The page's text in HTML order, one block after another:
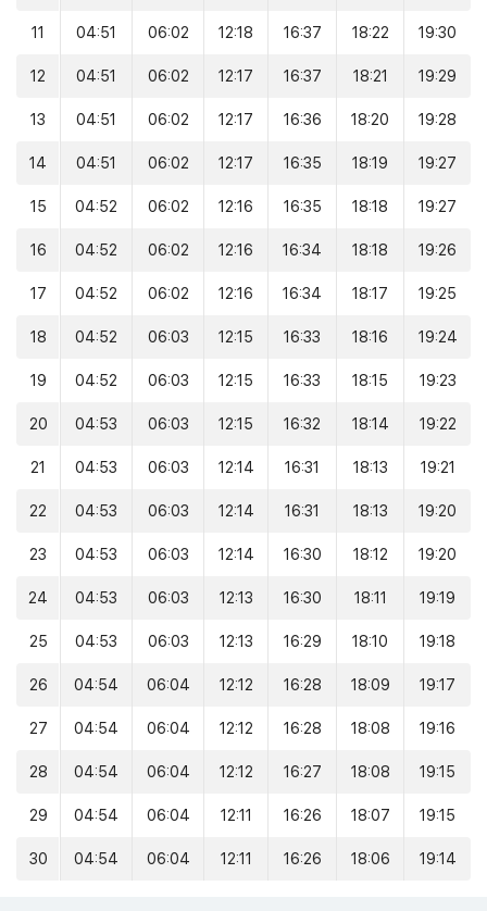
11 04:51 06:02 12:18 16:37 18:22 19:30
12 04:51 06:02 12:17 16:37 18:21 19:29
13 04:51 06:02 12:17 16:36 18:20 19:28
14 04:51 06:02 12:17 16:35 18:19 19:27
15 04:52 06:02 12:16 16:35 18:18 19:27
16 04:52 06:02 12:16 16:34 18:18 19:26
17 04:52 06:02 12:16 16:34 18:17 19:25
18 04:52 06:03 12:15 16:33 18:16 19:24
19 04:52 06:03 12:15 16:33 18:15 19:23
20 04:53 06:03 12:15 16:32 18:14 19:22
21 04:53 06:03 12:14 16:31 18:13 19:21
22 04:53 06:03 12:14 16:31 18:13 19:20
23 04:53 06:03 12:14 16:30 18:12 19:20
24 04:53 06:03 12:13 16:30 18:11 19:19
25 04:53 06:03 12:13 16:29 18:10 19:18
26 04:54 06:04 12:12 16:28 18:09 19:17
27 04:54 06:04 12:12 16:28 18:08 19:16
28 04:54 06:04 12:12 16:27 18:08 19:15
29 04:54 06:04 12:11 16:26 18:07 19:15
30 04:54 06:04 12:11 16:26 18:06 19:14